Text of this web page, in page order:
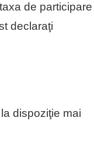
de participare
declaraţi
dispoziţie mai